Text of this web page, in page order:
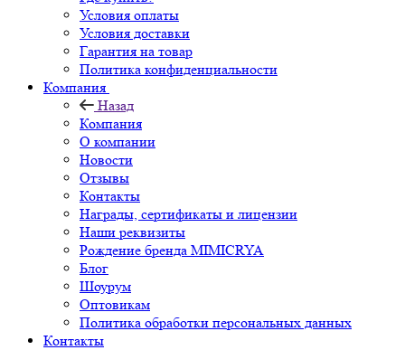
Условия оплаты
Условия доставки
Гарантия на товар
Политика конфиденциальности
Компания
Назад
Компания
О компании
Новости
Отзывы
Контакты
Награды, сертификаты и лицензии
Наши реквизиты
Рождение бренда MIMICRYA
Блог
Шоурум
Оптовикам
Политика обработки персональных данных
Контакты